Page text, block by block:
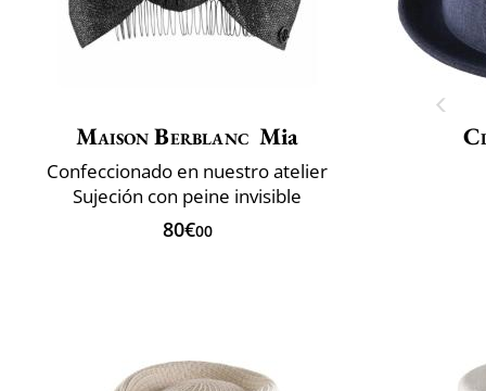
Maison Berblanc Mia
Confeccionado en nuestro atelier
Sujeción con peine invisible
80€00